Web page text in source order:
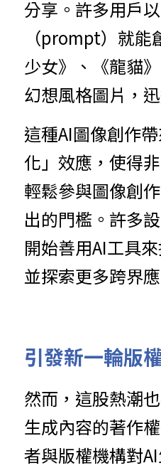
分享。許多用戶
（prompt）就
少女》、《龍貓
幻想風格圖片，
這種AI圖像創作
化」效應，使得
輕鬆參與圖像創
出的門檻。許多
開始善用AI工具
並探索更多跨界應
引發新一輪版
然而，這股熱潮
生成內容的著作
者與版權機構對